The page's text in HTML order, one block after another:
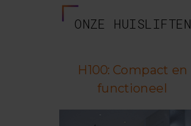
H100: Compact en
functioneel
ONZE HUISLIFTEN